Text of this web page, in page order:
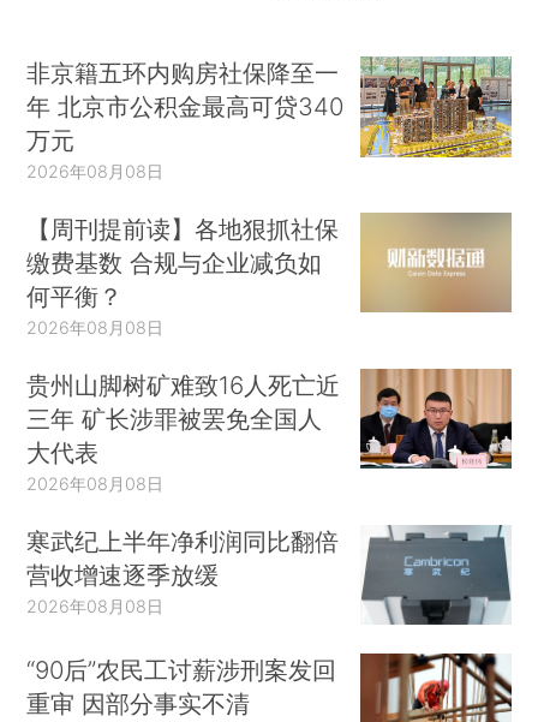
非京籍五环内购房社保降至一
年 北京市公积金最高可贷340
万元
2026年08月08日
【周刊提前读】各地狠抓社保
缴费基数 合规与企业减负如
何平衡？
2026年08月08日
贵州山脚树矿难致16人死亡近
三年 矿长涉罪被罢免全国人
大代表
2026年08月08日
寒武纪上半年净利润同比翻倍
营收增速逐季放缓
2026年08月08日
“90后”农民工讨薪涉刑案发回
重审 因部分事实不清